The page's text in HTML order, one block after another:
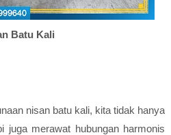
Batu Kali
nisan batu kali, kita tidak hanya
juga merawat hubungan harmonis